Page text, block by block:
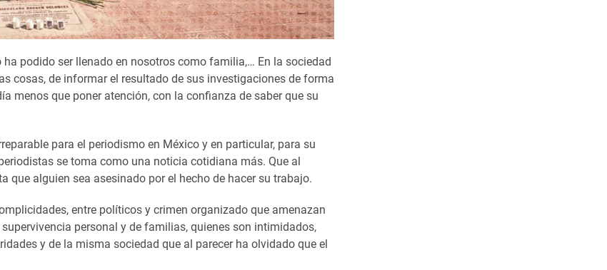
podido ser llenado en nosotros como familia,… En la sociedad
cosas, de informar el resultado de sus investigaciones de forma
menos que poner atención, con la confianza de saber que su
para el periodismo en México y en particular, para su
se toma como una noticia cotidiana más. Que al
que alguien sea asesinado por el hecho de hacer su trabajo.
entre políticos y crimen organizado que amenazan
personal y de familias, quienes son intimidados,
y de la misma sociedad que al parecer ha olvidado que el